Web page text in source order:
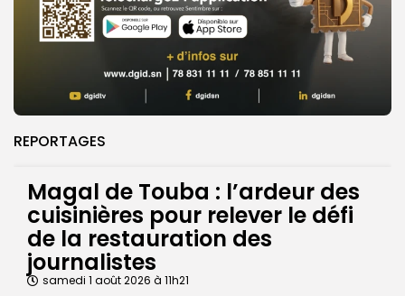
REPORTAGES
Magal de Touba : l’ardeur des
cuisinières pour relever le défi
de la restauration des
journalistes
samedi 1 août 2026 à 11h21